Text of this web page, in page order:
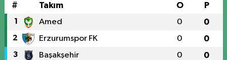
# Takım O P
1 Amed 0 0
2 Erzurumspor FK 0 0
3 Başakşehir 0 0